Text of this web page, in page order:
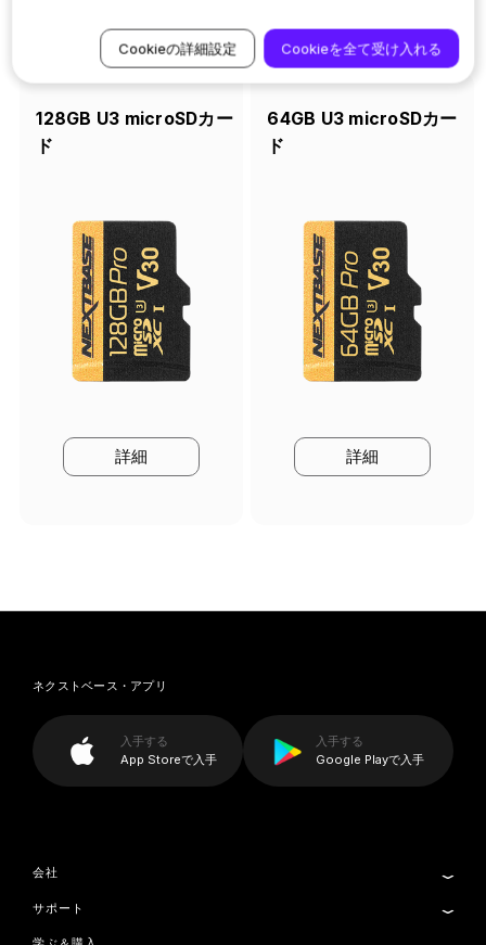
その他アクセサリー
128GB U3 microSDカー
ド
詳細
64GB U3 microSDカー
ド
詳細
会社
NEXTBASEについて
サポート
ネクストベース・アプリ
入手する
App Storeで入手
入手する
Google Playで入手
Cookieの詳細設定 Cookieを全て受け入れる